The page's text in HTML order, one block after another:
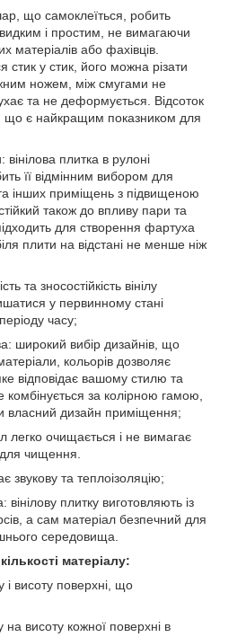
що самоклеїться, робить
і простим, не вимагаючи
матеріалів або фахівців.
стик у стик, його можна різати
ножем, між смугами не
та не деформується. Відсоток
що є найкращим показником для
вінілова плитка в рулоні
її відмінним вибором для
та інших приміщень з підвищеною
також до впливу пари та
для створення фартуха
плити на відстані не менше ніж
та зносостійкість вінілу
у первинному стані
часу;
широкий вибір дизайнів, що
кольорів дозволяє
відповідає вашому стилю та
комбінується за колірною гамою,
власний дизайн приміщення;
легко очищається і не вимагає
для чищення.
звукову та теплоізоляцію;
вінілову плитку виготовляють із
а сам матеріал безпечний для
середовища.
матеріалу:
і висоту поверхні, що
висоту кожної поверхні в